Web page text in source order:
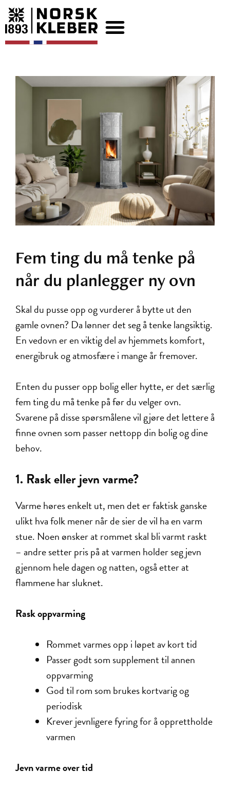
Fem ting du må tenke på
når du planlegger ny ovn
Skal du pusse opp og vurderer å bytte ut den
gamle ovnen? Da lønner det seg å tenke langsiktig.
En vedovn er en viktig del av hjemmets komfort,
energibruk og atmosfære i mange år fremover.
Enten du pusser opp bolig eller hytte, er det særlig
fem ting du må tenke på før du velger ovn.
Svarene på disse spørsmålene vil gjøre det lettere å
finne ovnen som passer nettopp din bolig og dine
behov.
1. Rask eller jevn varme?
Varme høres enkelt ut, men det er faktisk ganske
ulikt hva folk mener når de sier de vil ha en varm
stue. Noen ønsker at rommet skal bli varmt raskt
– andre setter pris på at varmen holder seg jevn
gjennom hele dagen og natten, også etter at
flammene har sluknet.
Rask oppvarming
Rommet varmes opp i løpet av kort tid
Passer godt som supplement til annen
oppvarming
God til rom som brukes kortvarig og
periodisk
Krever jevnligere fyring for å opprettholde
varmen
Jevn varme over tid